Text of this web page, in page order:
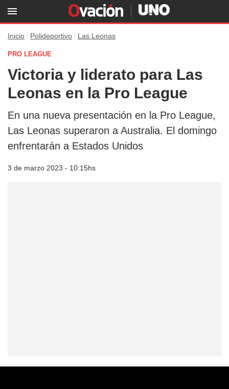
Inicio Polideportivo Las Leonas
PRO LEAGUE
Victoria y liderato para Las
Leonas en la Pro League
En una nueva presentación en la Pro League,
Las Leonas superaron a Australia. El domingo
enfrentarán a Estados Unidos
3 de marzo 2023 - 10:15hs